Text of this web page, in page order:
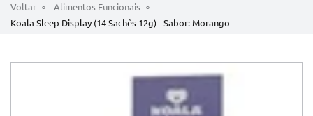
Voltar
Alimentos Funcionais
Koala Sleep Display (14 Sachês 12g) - Sabor: Morango